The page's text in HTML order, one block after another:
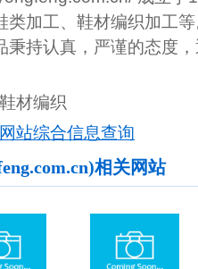
类加工、鞋材编织加工
秉持认真，严谨的态度
鞋材编织
网站综合信息查询
相关网站